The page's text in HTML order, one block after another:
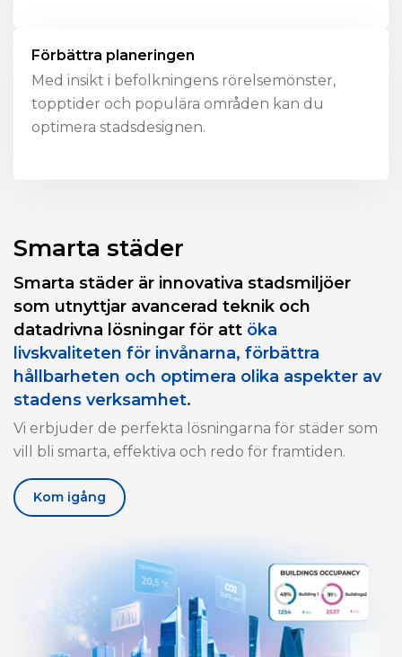
Förbättra planeringen
Med insikt i befolkningens rörelsemönster,
topptider och populära områden kan du
optimera stadsdesignen.
Smarta städer
Smarta städer är innovativa stadsmiljöer
som utnyttjar avancerad teknik och
datadrivna lösningar för att öka
livskvaliteten för invånarna, förbättra
hållbarheten och optimera olika aspekter av
stadens verksamhet.
Vi erbjuder de perfekta lösningarna för städer som
vill bli smarta, effektiva och redo för framtiden.
Kom igång